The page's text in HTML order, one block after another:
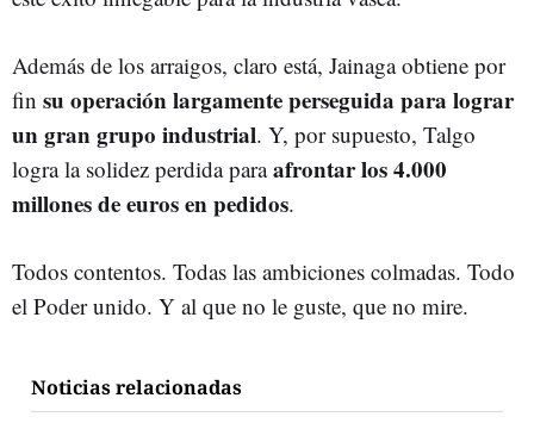
Además de los arraigos, claro está, Jainaga obtiene por
fin su operación largamente perseguida para lograr
un gran grupo industrial. Y, por supuesto, Talgo
logra la solidez perdida paraafrontar los 4.000
millones de euros en pedidos.
Todos contentos. Todas las ambiciones colmadas. Todo
el Poder unido. Y al que no le guste, que no mire.
Noticias relacionadas